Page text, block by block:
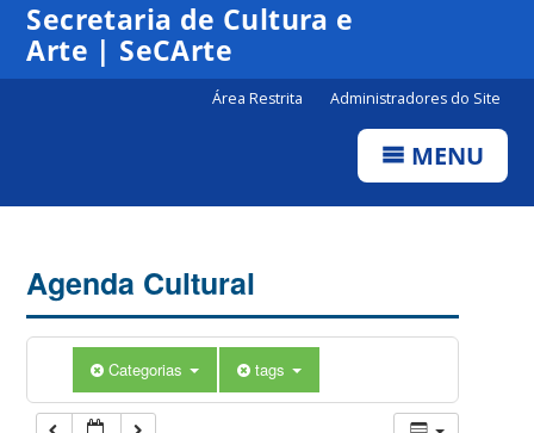
Secretaria de Cultura e
Arte | SeCArte
Área Restrita Administradores do Site
MENU
Agenda Cultural
Categorias tags
1:00
5:00